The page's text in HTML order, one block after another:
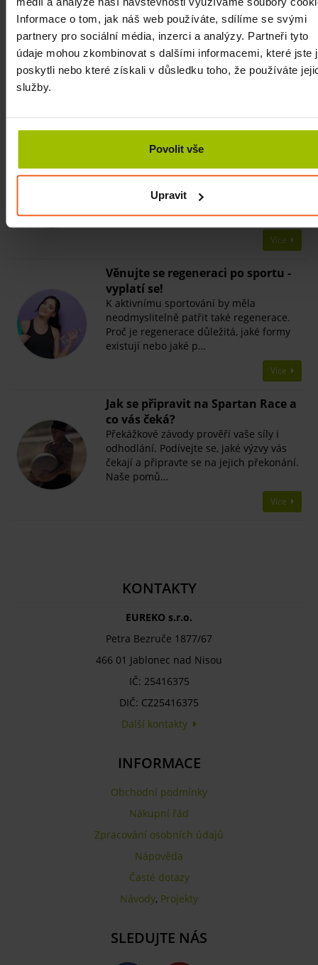
Informace o tom, jak náš web používáte, sdílíme se svými
partnery pro sociální média, inzerci a analýzy. Partneři tyto
údaje mohou zkombinovat s dalšími informacemi, které jste
poskytli nebo které získali v důsledku toho, že používáte
služby.
Povolit vše
Upravit
10 tipů na cviky s TRX
Chcete posílit celé tělo s jedinou
pomůckou? Vyzkoušejte systém
závěsných lan TRX. V článku se dozvíte
Výjimečná regenerace s
flossbandem
Jste aktivními sportovci, ale o flossbandu
článek, kde se dozvíte všechny důležité
informace…
Více
Věnujte se regeneraci po sportu -
vyplatí se!
K aktivnímu sportování by měla
neodmyslitelně patřit také regenerace.
Proč je regenerace důležitá, jaké formy
existují nebo jaké p…
Více
Jak se připravit na Spartan Race a
co vás čeká?
Překážkové závody prověří vaše síly i
odhodlání. Podívejte se, jaké výzvy vás
čekají a připravte se na jejich překonání.
Naše pomů…
Více
KONTAKTY
EUREKO s.r.o.
Petra Bezruče 1877/67
466 01 Jablonec nad Nisou
IČ: 25416375
DIČ: CZ25416375
Další kontakty
INFORMACE
Obchodní podmínky
Nákupní řád
Zpracování osobních údajů
Nápověda
Časté dotazy
Návody, Projekty
SLEDUJTE NÁS